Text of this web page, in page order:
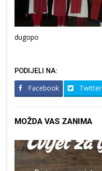
dugopo
PODIJELI NA:
Facebook Twitter
MOŽDA VAS ZANIMA